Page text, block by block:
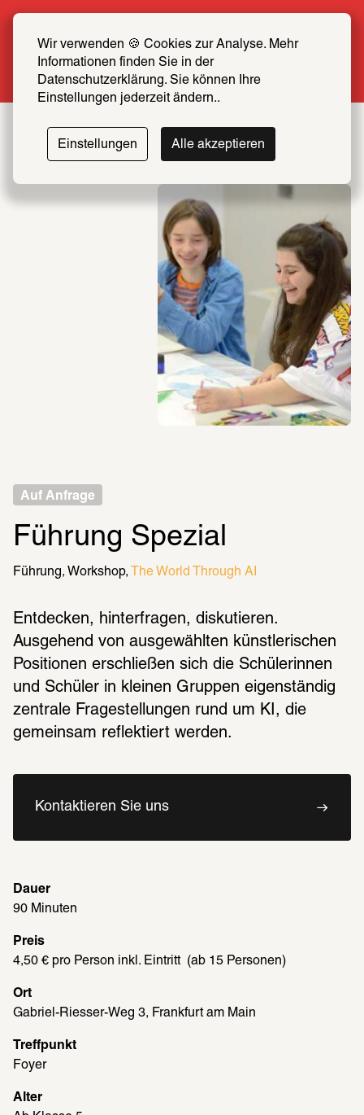
Wir verwenden 🍪 Cookies zur Analyse. Mehr
Informationen finden Sie in der
Datenschutzerklärung. Sie können Ihre
Einstellungen jederzeit ändern..
Einstellungen Alle akzeptieren
SCHIRN FREUND*IN werden
Mehr erfahren
Auf Anfrage
Führung Spezial
Führung Workshop The World Through AI
Entdecken, hinterfragen, diskutieren.
Ausgehend von ausgewählten künstlerischen
Positionen erschließen sich die Schülerinnen
und Schüler in kleinen Gruppen eigenständig
zentrale Fragestellungen rund um KI, die
gemeinsam reflektiert werden.
Kontaktieren Sie uns
Dauer
90 Minuten
Preis
4,50 € pro Person inkl. Eintritt  (ab 15 Personen)
Ort
Gabriel-Riesser-Weg 3, Frankfurt am Main
Treffpunkt
Foyer
Alter